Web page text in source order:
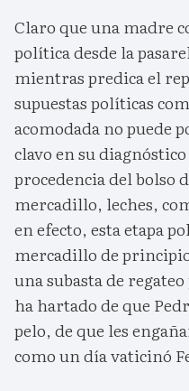
Claro que una madre
política desde la
mientras predica el
supuestas políticas
acomodada no puede
clavo en su
procedencia del bolso
mercadillo, leches,
en efecto, esta etapa
mercadillo de
una subasta de
ha hartado de que
pelo, de que les
como un día vaticinó